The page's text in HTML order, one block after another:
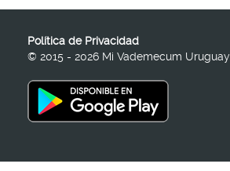
Política de Privacidad
© 2015 - 2026 Mi Vademecum Uruguay